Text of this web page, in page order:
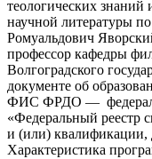
теологических
научной литературы
Ромуальдович
профессор кафедры
Волгоградского
документе об
ФИС ФРДО —
«Федеральный реестр
и (или) квалификации,
Характеристика